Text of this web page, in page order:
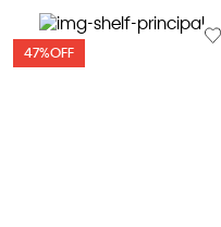
47%OFF